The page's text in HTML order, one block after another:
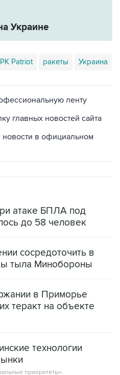
Украине
Patriot ракеты Украина
главных новостей сайта
новости в официальном
атаке БПЛА под
сосредоточить в
в Приморье
технологии
приоритеты».